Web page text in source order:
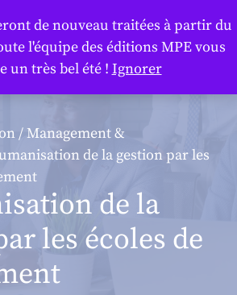
/Management &
de la gestion par les
de la
les écoles de
de nouveau traitées à partir du
l'équipe des éditions MPE vous
un très bel été ! Ignorer